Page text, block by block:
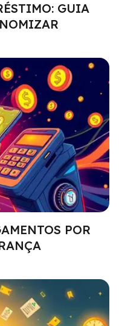
GUIA
POR